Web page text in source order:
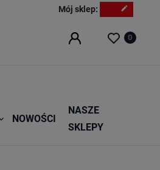
Mój sklep: edit
0
NOWOŚCI
NASZE
SKLEPY